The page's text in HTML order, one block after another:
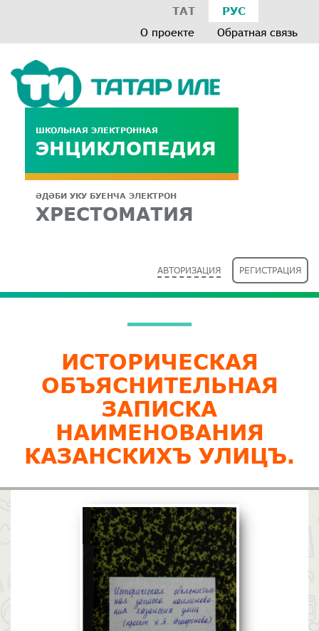
ТАТ РУС
О проекте Обратная связь
ШКОЛЬНАЯ ЭЛЕКТРОННАЯ
ЭНЦИКЛОПЕДИЯ
ӘДӘБИ УКУ БУЕНЧА ЭЛЕКТРОН
ХРЕСТОМАТИЯ
АВТОРИЗАЦИЯ РЕГИСТРАЦИЯ
ИСТОРИЧЕСКАЯ
ОБЪЯСНИТЕЛЬНАЯ
ЗАПИСКА
НАИМЕНОВАНИЯ
КАЗАНСКИХЪ УЛИЦЪ.